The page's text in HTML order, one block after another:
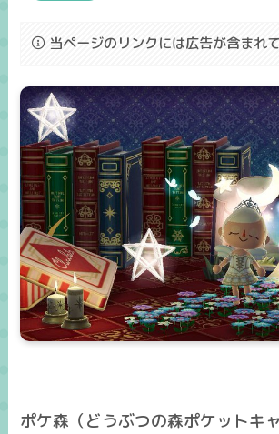
当ページのリンクには広告が含まれて
ポケ森（どうぶつの森ポケットキ